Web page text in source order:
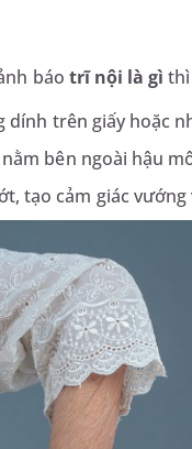
báo trĩ nội là gì thì
trên giấy hoặc
bên ngoài hậu
tạo cảm giác vướng